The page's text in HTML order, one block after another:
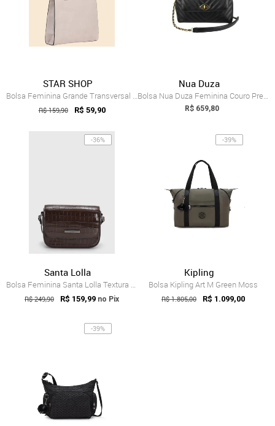
STAR SHOP
Bolsa Feminina Grande Transversal De Omb...
R$ 159,90 R$ 59,90
Nua Duza
Bolsa Nua Duza Feminina Couro Preto
R$ 659,80
-36%
Santa Lolla
Bolsa Feminina Santa Lolla Textura Croco Marrom
R$ 249,90 R$ 159,99 no Pix
-39%
Kipling
Bolsa Kipling Art M Green Moss
R$ 1.805,00 R$ 1.099,00
-39%